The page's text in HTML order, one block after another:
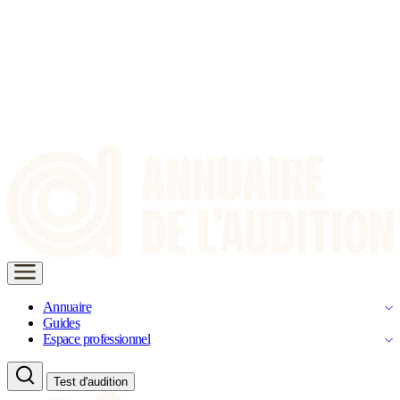
Annuaire
Guides
Espace professionnel
Test d'audition